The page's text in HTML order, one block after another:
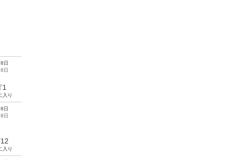
日
日
1
入り
日
日
12
入り